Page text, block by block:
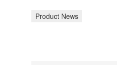
Product News